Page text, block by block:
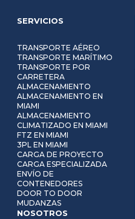
SERVICIOS
TRANSPORTE AÉREO
TRANSPORTE MARÍTIMO
TRANSPORTE POR
CARRETERA
ALMACENAMIENTO
ALMACENAMIENTO EN
MIAMI
ALMACENAMIENTO
CLIMATIZADO EN MIAMI
FTZ EN MIAMI
3PL EN MIAMI
CARGA DE PROYECTO
CARGA ESPECIALIZADA
ENVÍO DE
CONTENEDORES
DOOR TO DOOR
MUDANZAS
NOSOTROS